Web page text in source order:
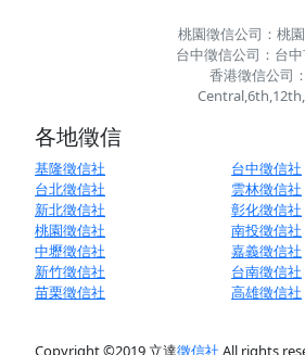
桃園徵信公司：桃
台中徵信公司：台
香港徵信公司
各地徵信
基隆徵信社
台北徵信社
新北徵信社
桃園徵信社
中壢徵信社
新竹徵信社
苗栗徵信社
台中徵信社
雲林徵信社
彰化徵信社
南投徵信社
嘉義徵信社
台南徵信社
高雄徵信社
Copyright ©2019 立達徵信社 All rights